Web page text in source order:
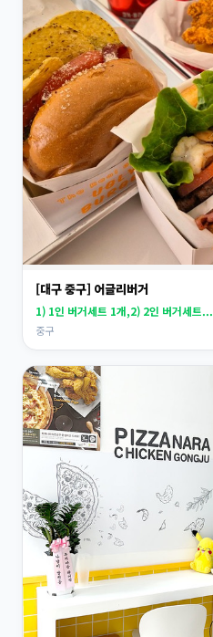
[대구 중구] 어글리버거
1) 1인 버거세트 1개,2) 2인 버거세트...
중구